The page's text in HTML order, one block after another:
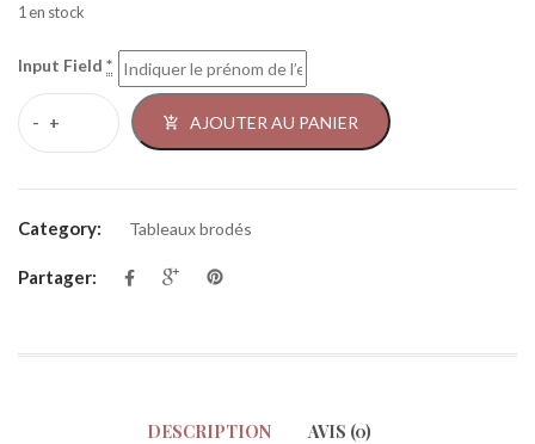
1 en stock
Input Field *
AJOUTER AU PANIER
Category: Tableaux brodés
Partager:
DESCRIPTION AVIS (0)